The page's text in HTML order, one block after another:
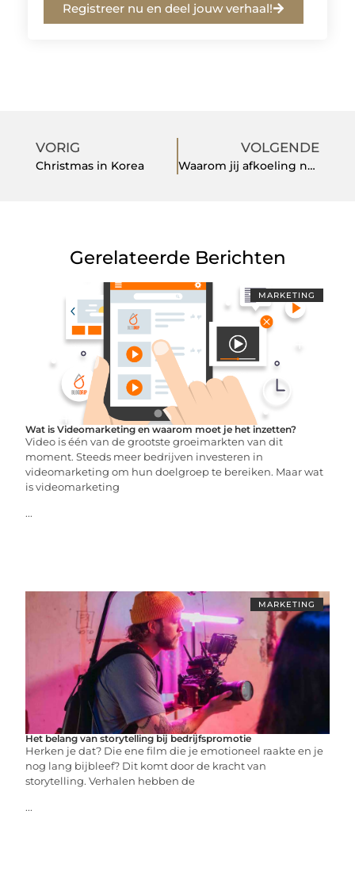
Registreer nu en deel jouw verhaal!
VORIG
Christmas in Korea
VOLGENDE
Waarom jij afkoeling nodig hebt in de zomer
Gerelateerde Berichten
MARKETING
Wat is Videomarketing en waarom moet je het inzetten?
Video is één van de grootste groeimarkten van dit
moment. Steeds meer bedrijven investeren in
videomarketing om hun doelgroep te bereiken. Maar wat
is videomarketing
...
MARKETING
Het belang van storytelling bij bedrijfspromotie
Herken je dat? Die ene film die je emotioneel raakte en je
nog lang bijbleef? Dit komt door de kracht van
storytelling. Verhalen hebben de
...